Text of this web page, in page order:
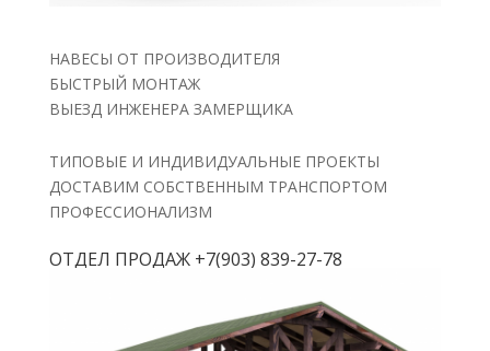
НАВЕСЫ ОТ ПРОИЗВОДИТЕЛЯ
БЫСТРЫЙ МОНТАЖ
ВЫЕЗД ИНЖЕНЕРА ЗАМЕРЩИКА
ТИПОВЫЕ И ИНДИВИДУАЛЬНЫЕ ПРОЕКТЫ
ДОСТАВИМ СОБСТВЕННЫМ ТРАНСПОРТОМ
ПРОФЕССИОНАЛИЗМ
ОТДЕЛ ПРОДАЖ +7(903) 839-27-78